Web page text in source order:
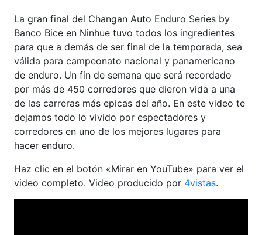
La gran final del Changan Auto Enduro Series by
Banco Bice en Ninhue tuvo todos los ingredientes
para que a demás de ser final de la temporada, sea
válida para campeonato nacional y panamericano
de enduro. Un fin de semana que será recordado
por más de 450 corredores que dieron vida a una
de las carreras más epicas del año. En este video te
dejamos todo lo vivido por espectadores y
corredores en uno de los mejores lugares para
hacer enduro.
Haz clic en el botón «Mirar en YouTube» para ver el
video completo. Video producido por 4vistas.